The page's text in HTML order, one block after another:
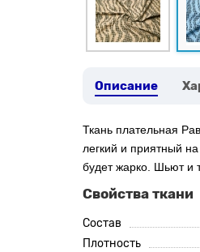
Описание
Ткань плательная
легкий и приятный
будет жарко. Шьют и
Свойства ткани
Состав
Плотность